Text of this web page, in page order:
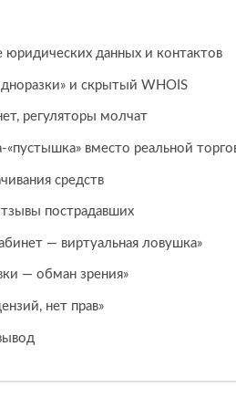
юридических данных и контактов
и скрытый WHOIS
регуляторы молчат
вместо реальной
средств
пострадавших
— виртуальная ловушка»
— обман зрения»
нет прав»